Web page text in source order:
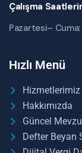
Çalışma
Pazartesi–
Hızlı Menü
Hizmetlerimiz
Hakkımızda
Güncel
Defter Beyan